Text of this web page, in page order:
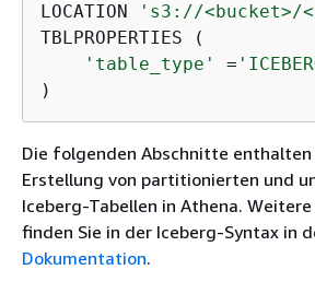
LOCATION
's3://<bucket>/
TBLPROPERTIES (
'table_type'
=
)
Die folgenden Abschnitte
Erstellung von partitionierten und
Iceberg-Tabellen in Athena.
finden Sie in der Iceberg-Syntax in
Dokumentation.